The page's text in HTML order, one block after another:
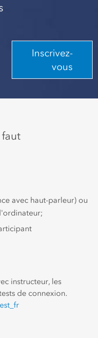
Inscrivez-
vous
avec haut-parleur) ou
instructeur, les
de connexion.